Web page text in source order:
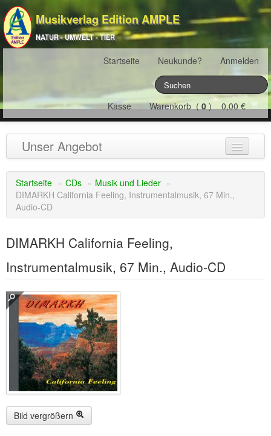
Musikverlag Edition AMPLE
NATUR - UMWELT - TIER
Startseite Neukunde? Anmelden
Kasse Warenkorb (0) 0,00 €
Unser Angebot
NATURJAHR(12)
ÖSTERREICH(22)
FRANKREICH(19)
SCHWEIZ(16)
Buckelwiesen und Karwendelgebirge(22)
Serie ENTSPANNUNG NATUR
CDs
SOFORT HERUNTERLADEN
CD-ROM-MP3/DVD-ROM-MP3
Spezial, Buch(28)
Startseite » CDs » Musik und Lieder »
DIMARKH California Feeling, Instrumentalmusik, 67 Min.,
Audio-CD
DIMARKH California Feeling,
Instrumentalmusik, 67 Min., Audio-CD
Bild vergrößern